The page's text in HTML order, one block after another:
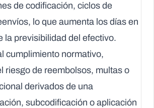
de codificación, ciclos de
lo que aumenta los días en
la previsibilidad del efectivo.
cumplimiento normativo,
riesgo de reembolsos, multas o
derivados de una
subcodificación o aplicación